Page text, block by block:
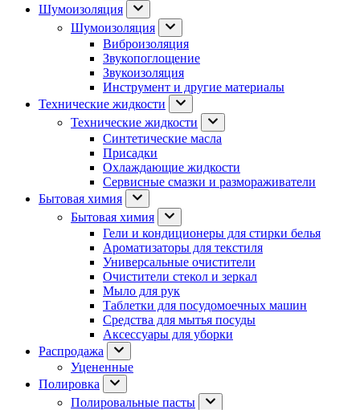
Шумоизоляция
Шумоизоляция
Виброизоляция
Звукопоглощение
Звукоизоляция
Инструмент и другие материалы
Технические жидкости
Технические жидкости
Синтетические масла
Присадки
Охлаждающие жидкости
Сервисные смазки и размораживатели
Бытовая химия
Бытовая химия
Гели и кондиционеры для стирки белья
Ароматизаторы для текстиля
Универсальные очистители
Очистители стекол и зеркал
Мыло для рук
Таблетки для посудомоечных машин
Средства для мытья посуды
Аксессуары для уборки
Распродажа
Уцененные
Полировка
Полировальные пасты